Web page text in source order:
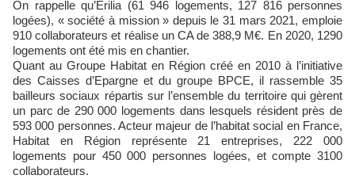
On rappelle qu’Erilia (61 946 logements, 127 816 personnes
logées), « société à mission » depuis le 31 mars 2021, emploie
910 collaborateurs et réalise un CA de 388,9 M€. En 2020, 1290
logements ont été mis en chantier.
Quant au Groupe Habitat en Région créé en 2010 à l’initiative
des Caisses d’Epargne et du groupe BPCE, il rassemble 35
bailleurs sociaux répartis sur l’ensemble du territoire qui gèrent
un parc de 290 000 logements dans lesquels résident près de
593 000 personnes. Acteur majeur de l’habitat social en France,
Habitat en Région représente 21 entreprises, 222 000
logements pour 450 000 personnes logées, et compte 3100
collaborateurs.